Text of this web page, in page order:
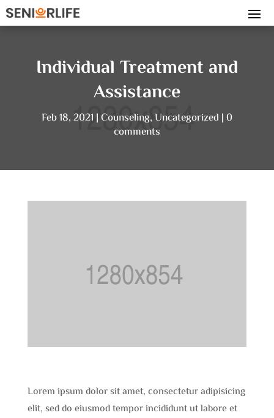
Individual Treatment and
Assistance
Feb 18, 2021 Counseling,Uncategorized 0
comments
Lorem ipsum dolor sit amet, consectetur adipisicing
elit, sed do eiusmod tempor incididunt ut labore et